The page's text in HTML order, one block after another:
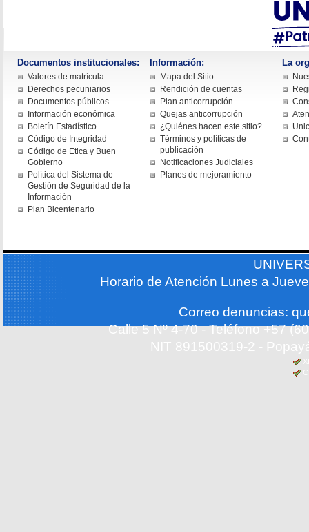
Documentos institucionales:
Valores de matrícula
Derechos pecuniarios
Documentos públicos
Información económica
Boletín Estadístico
Código de Integridad
Código de Etica y Buen
Gobierno
Política del Sistema de
Gestión de Seguridad de la
Información
Plan Bicentenario
Información:
Mapa del Sitio
Rendición de cuentas
Plan anticorrupción
Quejas anticorrupción
¿Quiénes hacen este sitio?
Términos y políticas de
publicación
Notificaciones Judiciales
Planes de mejoramiento
La
Horario de Atención Lunes a
Correo denuncias:
Calle 5 Nº 4-70 - Teléfono +57
NIT 891500319-2 -